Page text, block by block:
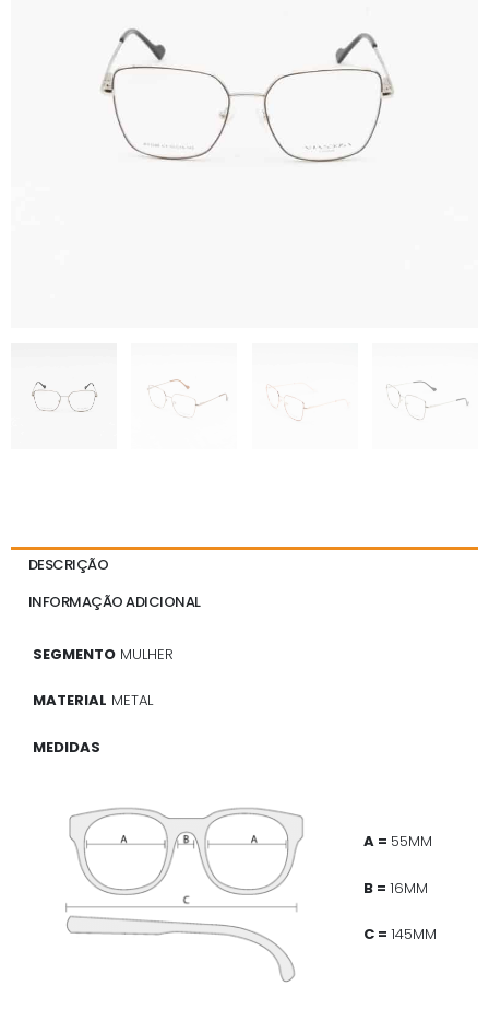
DESCRIÇÃO
INFORMAÇÃO ADICIONAL
SEGMENTO MULHER
MATERIAL METAL
MEDIDAS
A = 55MM
B = 16MM
C = 145MM